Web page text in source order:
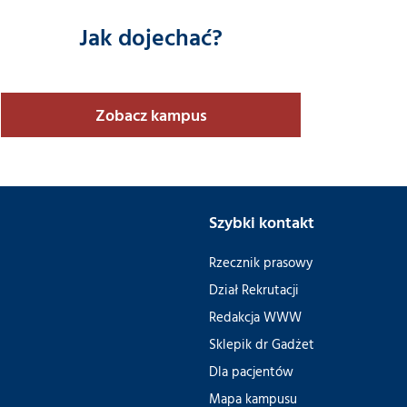
Jak dojechać?
Zobacz kampus
Szybki kontakt
Rzecznik prasowy
Dział Rekrutacji
Redakcja WWW
Sklepik dr Gadżet
Dla pacjentów
Mapa kampusu